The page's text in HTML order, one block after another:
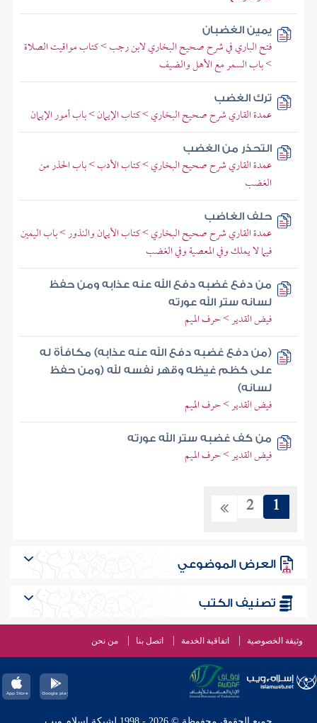
يمين الغضبان
فتح الباري في شرح صحيح البخاري لابن رجب > كتاب مواقيت الصلاة
> باب السمر مع الأهل والضيف
ترك الغضب
عمدة القاري شرح صحيح البخاري > كتاب الإيمان > باب أمور الإيمان
التحذر من الغضب
عمدة القاري شرح صحيح البخاري > كتاب الأدب > باب الحذر من
الغضب
حلف الغاضب
عمدة القاري شرح صحيح البخاري > كتاب الأيمان والنذور > باب اليمين
فيما لا يملك وفي المعصية وفي الغضب
من دفع غضبه دفع الله عنه عذابه ومن حفظ
لسانه ستر الله عورته
فيض القدير > حرف الميم
(من دفع غضبه دفع الله عنه عذابه) مكافأة له
على كظم غيظه وقهر نفسه لله (ومن حفظ
لسانه)
فيض القدير > حرف الميم
من كف غضبه ستر الله عورته
فيض القدير > حرف الميم
1
2
العرض الموضوعي
تصنيف الكتب
وثيقة الخصوصية اتفاقية الخدمة اتصل بنا من نحن